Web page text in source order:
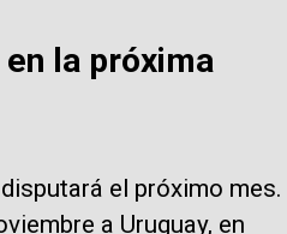
la próxima
el próximo mes.
a Uruguay, en